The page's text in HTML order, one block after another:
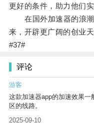
更好的条件，助力他们
在国外加速器的浪潮
来，开辟更广阔的创业天
#37#
评论
游客
这款加速器app的加速效果
区的线路。
2025-09-10